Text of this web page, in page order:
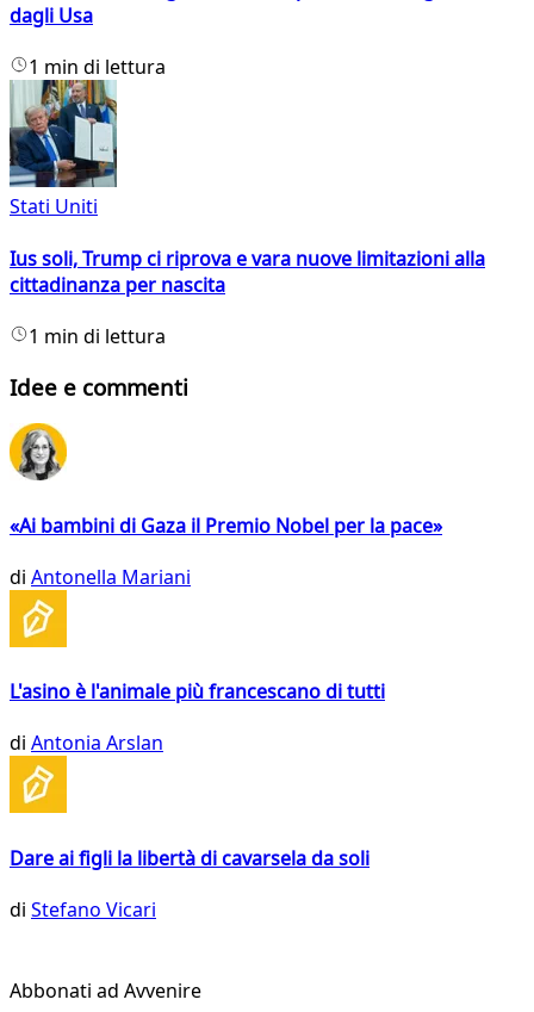
dagli Usa
1 min di lettura
Stati Uniti
Ius soli, Trump ci riprova e vara nuove limitazioni alla
cittadinanza per nascita
1 min di lettura
Idee e commenti
«Ai bambini di Gaza il Premio Nobel per la pace»
di Antonella Mariani
L'asino è l'animale più francescano di tutti
di Antonia Arslan
Dare ai figli la libertà di cavarsela da soli
di Stefano Vicari
Abbonati ad Avvenire